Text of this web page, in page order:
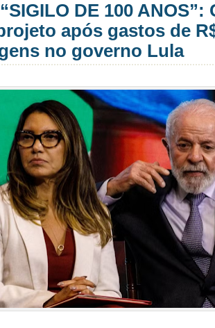
DE 100 ANOS”:
após gastos de
no governo Lula